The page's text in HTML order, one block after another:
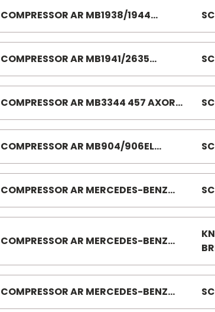
COMPRESSOR AR MB1938/1944
81600200
COMPRESSOR AR MB1941/2635
447/449 81600060 MB1625/1941/2635
COMPRESSOR AR MB3344 457 AXOR
81600180 2035/2040/2044/2535/2
544/3344/4144
COMPRESSOR AR MB904/906EL
710/1620 81600270 712/914/915/O500 (
352CC )
COMPRESSOR AR MERCEDES-BENZ
ATEGO AXOR O500 8160029.0 COM CA
BINE REBAIXADO
COMPRESSOR AR MERCEDES-BENZ
COMPRESSOR AR MERCEDES-BENZ
REF/AR MWM SPRINT 81600010 1618/